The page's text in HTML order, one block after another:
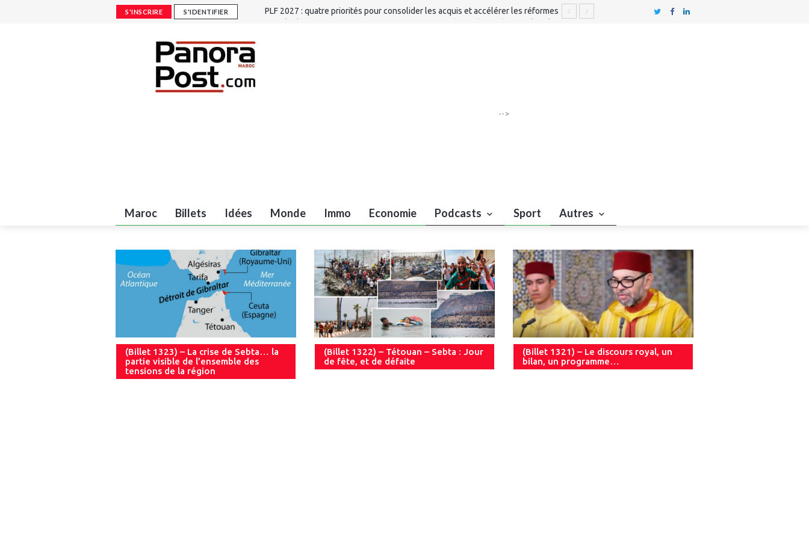
S'INSCRIRE S'IDENTIFIER
PLF 2027 : quatre priorités pour consolider les acquis et accélérer les réformes
-->
Maroc Billets Idées Monde Immo Economie Podcasts Sport Autres
(Billet 1323) – La crise de Sebta… la
partie visible de l’ensemble des
tensions de la région
(Billet 1322) – Tétouan – Sebta : Jour
de fête, et de défaite
(Billet 1321) – Le discours royal, un
bilan, un programme…